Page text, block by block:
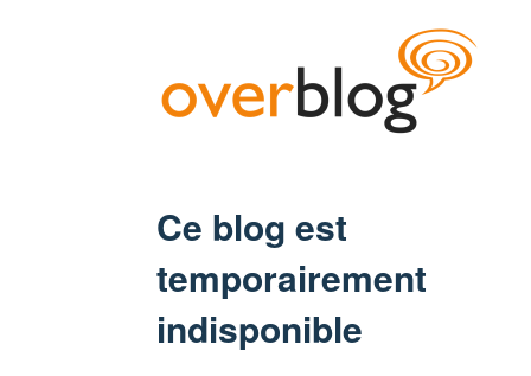
Ce blog est
temporairement
indisponible